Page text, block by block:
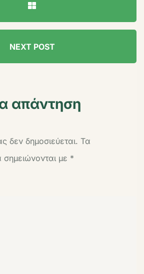
NEXT POST
απάντηση
δεν δημοσιεύεται. Τα
με *